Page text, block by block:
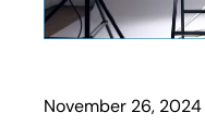
November 26, 2024